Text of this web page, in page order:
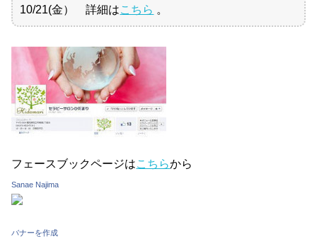
10/21(金） 詳細はこちら 。
フェースブックページはこちらから
Sanae Najima
バナーを作成